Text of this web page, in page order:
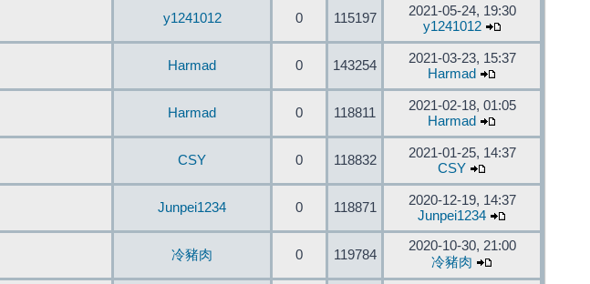
y1241012 0 115197
2021-05-24, 19:30
y1241012
Harmad 0 143254
2021-03-23, 15:37
Harmad
Harmad 0 118811
2021-02-18, 01:05
Harmad
CSY 0 118832
2021-01-25, 14:37
CSY
Junpei1234 0 118871
2020-12-19, 14:37
Junpei1234
冷豬肉 0 119784
2020-10-30, 21:00
冷豬肉